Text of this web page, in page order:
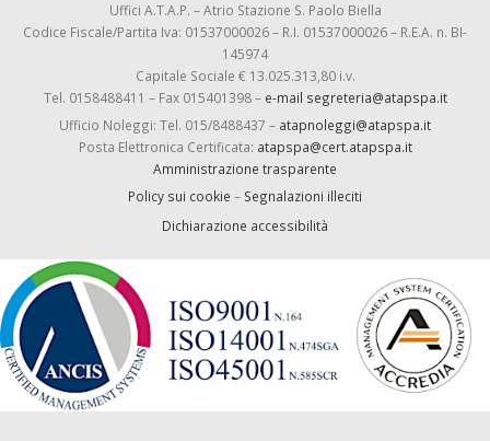
Uffici A.T.A.P. – Atrio Stazione S. Paolo Biella
Codice Fiscale/Partita Iva: 01537000026 – R.I. 01537000026 – R.E.A. n. BI-
145974
Capitale Sociale € 13.025.313,80 i.v.
Tel. 0158488411 – Fax 015401398 – e-mail segreteria@atapspa.it
Ufficio Noleggi: Tel. 015/8488437 – atapnoleggi@atapspa.it
Posta Elettronica Certificata: atapspa@cert.atapspa.it
Amministrazione trasparente
Policy sui cookie – Segnalazioni illeciti
Dichiarazione accessibilità